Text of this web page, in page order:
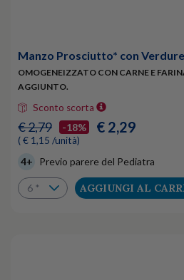
Manzo Prosciutto* con Verdure
OMOGENEIZZATO CON CARNE E
AGGIUNTO.
Sconto scorta
€ 2,79 -18% € 2,29
( € 1,15 /unità)
4+ Previo parere del Pediatra
AGGIUNGI AL